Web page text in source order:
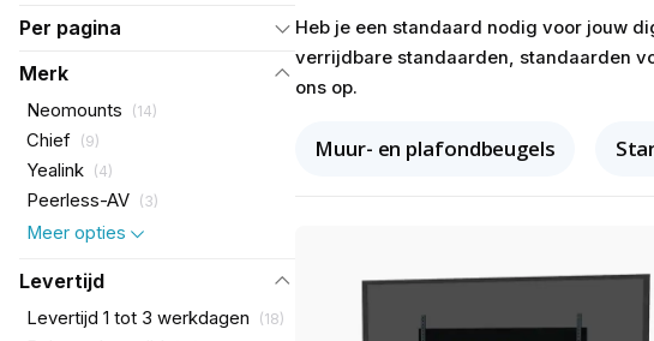
Per pagina
Merk
Neomounts (14)
Chief (9)
Yealink (4)
Peerless-AV (3)
Meer opties
Levertijd
Levertijd 1 tot 3 werkdagen (18)
Heb je een standaard nodig voor jouw
verrijdbare standaarden, standaarden
ons op.
Muur- en plafondbeugels